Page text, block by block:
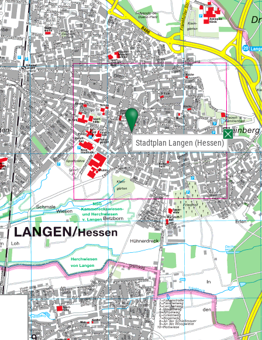
Stadtplan Langen (Hessen)